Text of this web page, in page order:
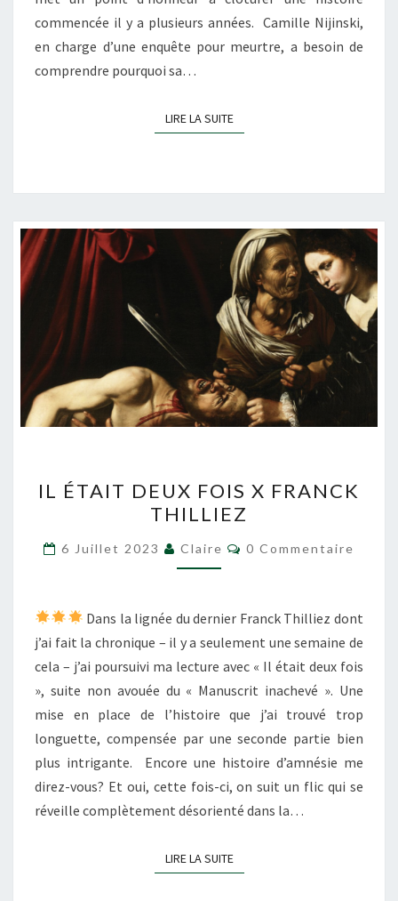
commencée il y a plusieurs années. Camille Nijinski,
en charge d’une enquête pour meurtre, a besoin de
comprendre pourquoi sa…
LIRE LA SUITELIRE LA SUITE
ÉTAIT
DEUX
FOIS
X
THILLIEZ
IL ÉTAIT DEUX FOIS X FRANCK
THILLIEZ
6 Juillet 2023 Claire Commentaires
0 Commentaire
Dans la lignée du dernier Franck Thilliez dont
j’ai fait la chronique – il y a seulement une semaine de
cela – j’ai poursuivi ma lecture avec « Il était deux fois
», suite non avouée du « Manuscrit inachevé ». Une
mise en place de l’histoire que j’ai trouvé trop
longuette, compensée par une seconde partie bien
plus intrigante. Encore une histoire d’amnésie me
direz-vous? Et oui, cette fois-ci, on suit un flic qui se
réveille complètement désorienté dans la…
LIRE LA SUITELIRE LA SUITE